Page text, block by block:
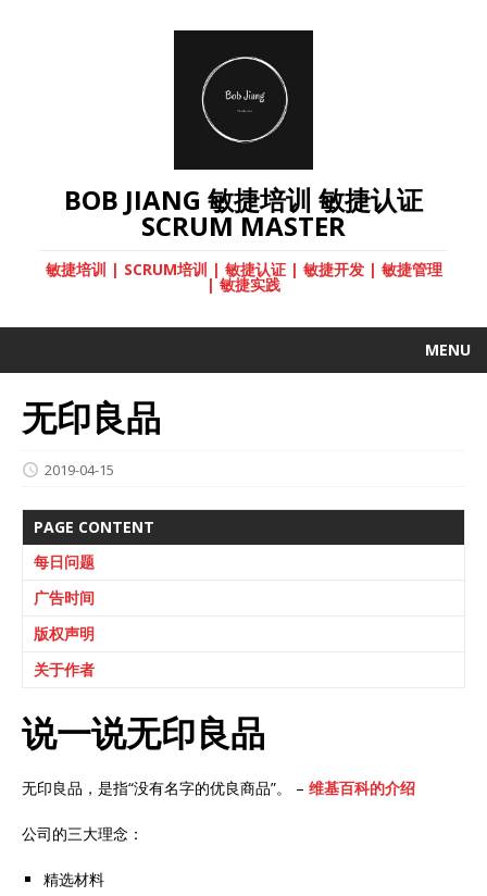
BOB JIANG 敏捷培训 敏捷认证
SCRUM MASTER
敏捷培训 | SCRUM培训 | 敏捷认证 | 敏捷开发 | 敏捷管理
| 敏捷实践
MENU
无印良品
2019-04-15
PAGE CONTENT
每日问题
广告时间
版权声明
关于作者
说一说无印良品
无印良品，是指“没有名字的优良商品”。 – 维基百科的介绍
公司的三大理念：
精选材料